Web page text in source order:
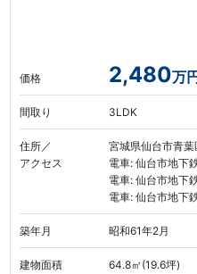
価格 2,480万円
間取り 3LDK
住所／
アクセス
宮城県仙台市青葉
電車: 仙台市地下
電車: 仙台市地下
電車: 仙台市地下
築年月 昭和61年2月
建物面積 64.8㎡(19.6坪)